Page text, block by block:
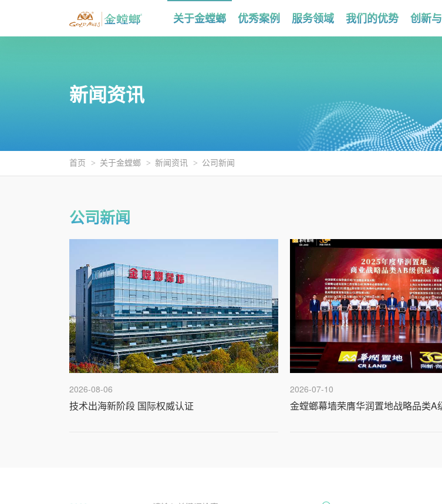
关于金螳螂 优秀案例 服务领域 我们的优势 创新
新闻资讯
首页 关于金螳螂 新闻资讯 公司新闻
公司新闻
2026-08-06
技术出海新阶段 国际权威认证
2026-07-10
金螳螂幕墙荣膺华润置地战略品类A